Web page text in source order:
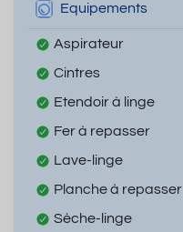
Equipements
Aspirateur
Cintres
Etendoir à linge
Fer à repasser
Lave-linge
Planche à repasser
Sèche-linge